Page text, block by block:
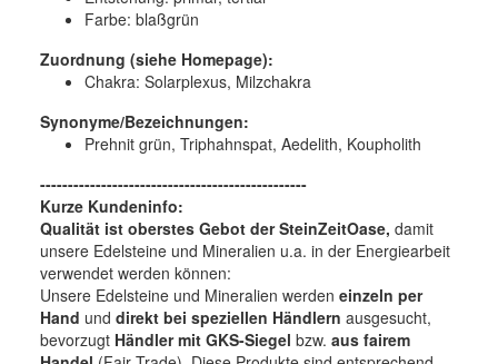
Farbe: blaßgrün
Zuordnung (siehe Homepage):
Chakra: Solarplexus, Milzchakra
Synonyme/Bezeichnungen:
Prehnit grün, Triphahnspat, Aedelith, Koupholith
------------------------------------------------
Kurze Kundeninfo:
Qualität ist oberstes Gebot der SteinZeitOase, damit
unsere Edelsteine und Mineralien u.a. in der Energiearbeit
verwendet werden können:
Unsere Edelsteine und Mineralien werden einzeln per
Hand und direkt bei speziellen Händlern ausgesucht,
bevorzugt Händler mit GKS-Siegel bzw. aus fairem